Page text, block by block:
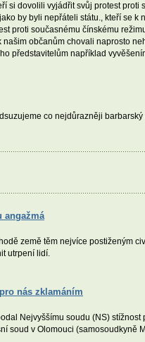
si dovolili vyjádřit svůj protest proti
by byli nepřáteli státu., kteří se k
proti současnému čínskému
občanům chovali naprosto
představitelům například
co nejdůrazněji
angažmá
země těm nejvíce postiženým
utrpení lidí.
nás zklamáním
Nejvyššímu soudu (NS) stížnost
soud v Olomouci (samosoudkyně